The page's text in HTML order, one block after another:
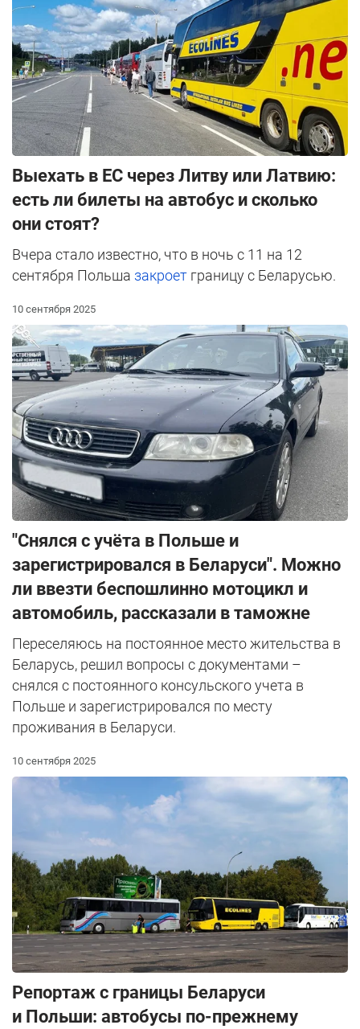
Выехать в ЕС через Литву или Латвию:
есть ли билеты на автобус и сколько
они стоят?
Вчера стало известно, что в ночь с 11 на 12
сентября Польша закроет границу с Беларусью.
10 сентября 2025
"Снялся с учёта в Польше и
зарегистрировался в Беларуси". Можно
ли ввезти беспошлинно мотоцикл и
автомобиль, рассказали в таможне
Переселяюсь на постоянное место жительства в
Беларусь, решил вопросы с документами –
снялся с постоянного консульского учета в
Польше и зарегистрировался по месту
проживания в Беларуси.
10 сентября 2025
Репортаж с границы Беларуси
и Польши: автобусы по-прежнему